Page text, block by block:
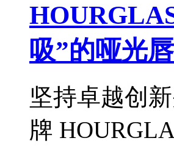
吸”的哑光
坚持卓越创
牌